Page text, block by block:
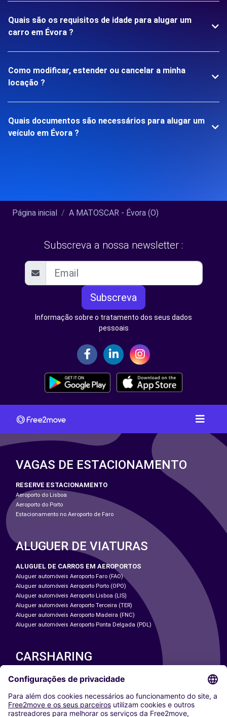
Quais são os requisitos de idade para alugar um
carro em Évora ?
Como modificar, estender ou cancelar a minha
locação ?
Quais documentos são necessários para alugar um
veículo em Évora ?
Página inicial A MATOSCAR - Évora (O)
Subscreva a nossa newsletter :
Subscreva
Informação sobre o tratamento dos seus dados
pessoais
VAGAS DE ESTACIONAMENTO
RESERVE ESTACIONAMENTO
Aeroporto do Lisboa
Aeroporto do Porto
Estacionamento no Aeroporto de Faro
ALUGUER DE VIATURAS
ALUGUEL DE CARROS EM AEROPORTOS
Aluguer automóveis Aeroporto Faro (FAO)
Aluguer automóveis Aeroporto Porto (OPO)
Aluguer automóveis Aeroporto Lisboa (LIS)
Aluguer automóveis Aeroporto Terceira (TER)
Aluguer automóveis Aeroporto Madeira (FNC)
Aluguer automóveis Aeroporto Ponta Delgada (PDL)
CARSHARING
NOSSAS CIDADES
Washington DC
Milan
Rome